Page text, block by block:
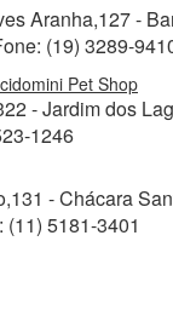
Aranha,127 -
(19) 3289-
Pet Shop
- Jardim dos
1246
- Chácara
(11) 5181-3401